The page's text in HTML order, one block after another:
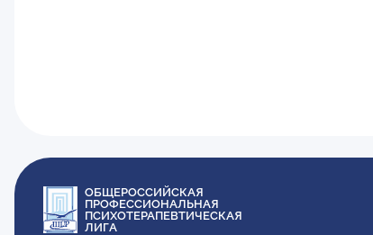
ОБЩЕРОССИЙСКАЯ
ПРОФЕССИОНАЛЬНАЯ
ПСИХОТЕРАПЕВТИЧЕСКАЯ
ЛИГА